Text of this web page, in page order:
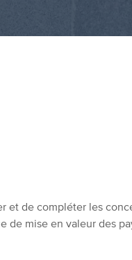
et de compléter les
mise en valeur des